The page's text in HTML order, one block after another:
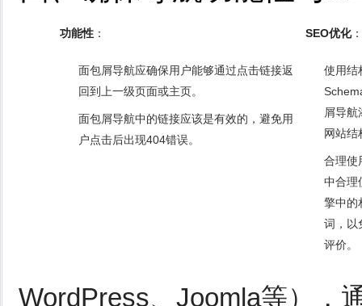
功能性 ：
面包屑导航应确保用户能够通过点击链接返
回到上一级页面或主页。
面包屑导航中的链接应该是有效的，避免用
户点击后出现404错误。
SEO优化：
使用结
屑导航
网站结
合理使
中合理
擎中的
词，以
评价。
WordPress、Joomla等），